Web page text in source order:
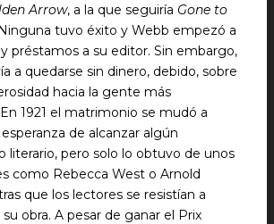
Arrow, a la que seguiría Gone to
Ninguna tuvo éxito y Webb empezó a
préstamos a su editor. Sin embargo,
a quedarse sin dinero, debido, sobre
hacia la gente más
1921 el matrimonio se mudó a
de alcanzar algún
literario, pero solo lo obtuvo de unos
como Rebecca West o Arnold
que los lectores se resistían a
obra. A pesar de ganar el Prix